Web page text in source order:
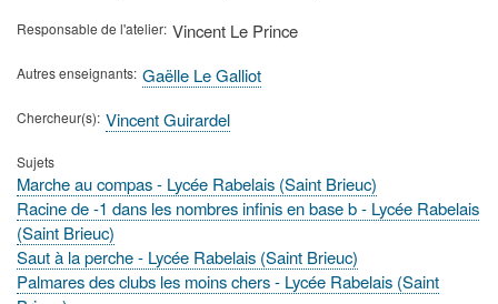
Responsable de l'atelier Vincent Le Prince
Autres enseignants Gaëlle Le Galliot
Chercheur(s) Vincent Guirardel
Sujets
Marche au compas - Lycée Rabelais (Saint Brieuc)
Racine de -1 dans les nombres infinis en base b - Lycée Rabelais
(Saint Brieuc)
Saut à la perche - Lycée Rabelais (Saint Brieuc)
Palmares des clubs les moins chers - Lycée Rabelais (Saint